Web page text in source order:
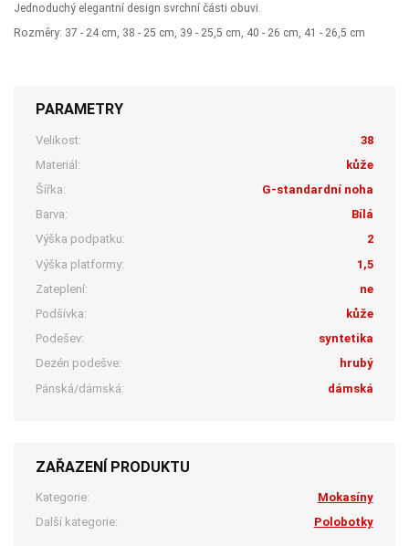
Jednoduchý elegantní design svrchní části obuvi.
Rozměry: 37 - 24 cm, 38 - 25 cm, 39 - 25,5 cm, 40 - 26 cm, 41 - 26,5 cm
PARAMETRY
Velikost:
38
Materiál:
kůže
Šířka:
G-standardní noha
Barva:
Bílá
Výška podpatku:
2
Výška platformy:
1,5
Zateplení:
ne
Podšívka:
kůže
Podešev:
syntetika
Dezén podešve:
hrubý
Pánská/dámská:
dámská
ZAŘAZENÍ PRODUKTU
Kategorie:
Mokasíny
Další kategorie:
Polobotky